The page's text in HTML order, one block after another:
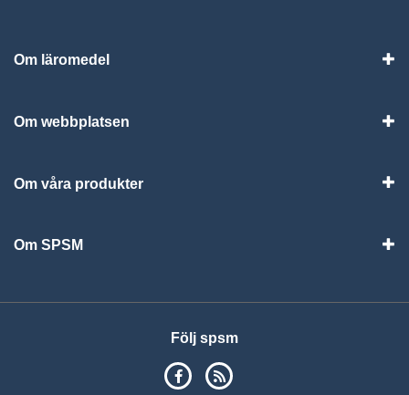
Om läromedel
Om webbplatsen
Om våra produkter
Om SPSM
Följ spsm
SPSM på Facebook